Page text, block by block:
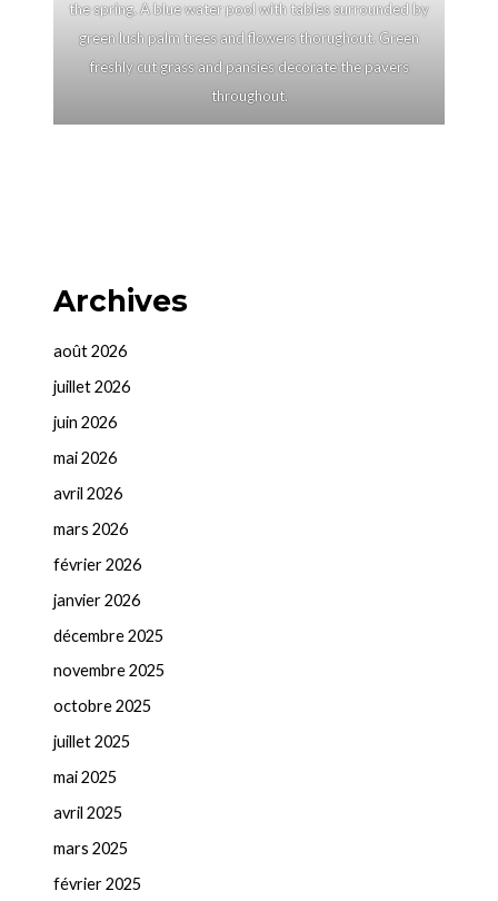
the spring. A blue water pool with tables surrounded by
green lush palm trees and flowers thorughout. Green
freshly cut grass and pansies decorate the pavers
throughout.
Archives
août 2026
juillet 2026
juin 2026
mai 2026
avril 2026
mars 2026
février 2026
janvier 2026
décembre 2025
novembre 2025
octobre 2025
juillet 2025
mai 2025
avril 2025
mars 2025
février 2025